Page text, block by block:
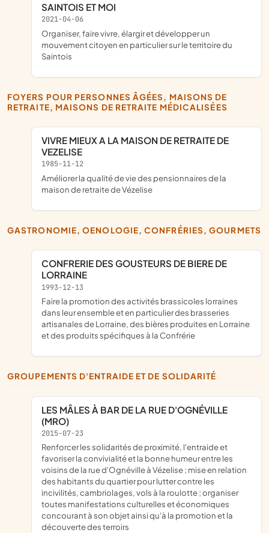
SAINTOIS ET MOI
2021-04-06
organiser, faire vivre, élargir et développer un
mouvement citoyen en particulier sur le territoire du
Saintois
FOYERS POUR PERSONNES ÂGÉES, MAISONS DE
RETRAITE, MAISONS DE RETRAITE MÉDICALISÉES
VIVRE MIEUX A LA MAISON DE RETRAITE DE
VEZELISE
1985-11-12
améliorer la qualité de vie des pensionnaires de la
maison de retraite de Vézelise
GASTRONOMIE, OENOLOGIE, CONFRÉRIES, GOURMETS
CONFRERIE DES GOUSTEURS DE BIERE DE
LORRAINE
1993-12-13
faire la promotion des activités brassicoles lorraines
dans leur ensemble et en particulier des brasseries
artisanales de Lorraine, des bières produites en Lorraine
et des produits spécifiques à la Confrérie
GROUPEMENTS D'ENTRAIDE ET DE SOLIDARITÉ
LES MÂLES À BAR DE LA RUE D'OGNÉVILLE
(MRO)
2015-07-23
renforcer les solidarités de proximité, l'entraide et
favoriser la convivialité et la bonne humeur entre les
voisins de la rue d'Ognéville à Vézelise ; mise en relation
des habitants du quartier pour lutter contre les
incivilités, cambriolages, vols à la roulotte ; organiser
toutes manifestations culturelles et économiques
concourant à son objet ainsi qu'à la promotion et la
découverte des terroirs